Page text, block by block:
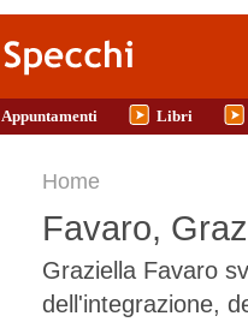
Appuntamenti Libri
Tu sei qui
Home
Favaro,
Graziella Favaro
dell'integrazione,